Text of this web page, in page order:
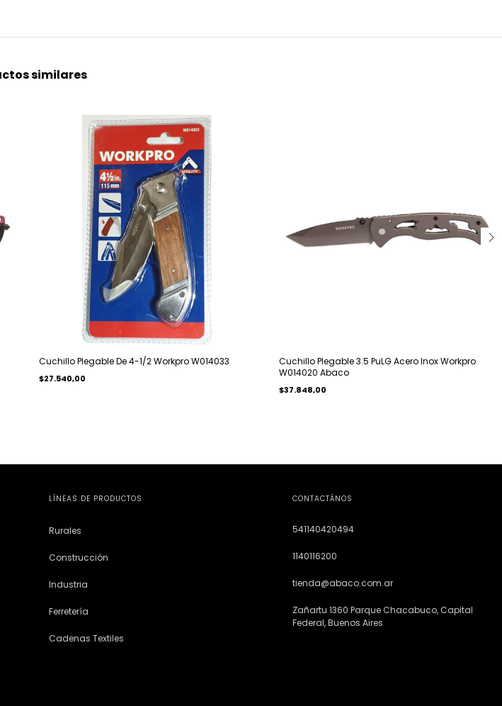
similares
Cuchillo Plegable De 4-1/2 Workpro W014033
$27.540,00
Cuchillo Plegable 3.5 PuLG Acero Inox Workpro
W014020 Abaco
$37.848,00
LÍNEAS DE PRODUCTOS
Rurales
Construcción
Industria
Ferretería
Cadenas Textiles
CONTACTÁNOS
541140420494
1140116200
tienda@abaco.com.ar
Zañartu 1360 Parque Chacabuco, Capital
Federal, Buenos Aires